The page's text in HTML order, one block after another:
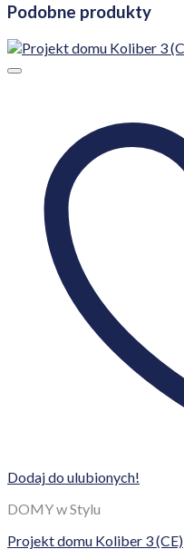
Podobne produkty
Dodaj do ulubionych!
DOMY w Stylu
Projekt domu Koliber 3 (CE)